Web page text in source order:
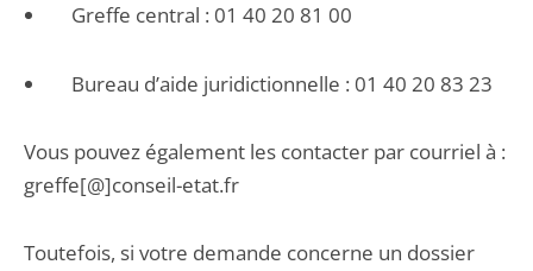
Greffe central : 01 40 20 81 00
Bureau d’aide juridictionnelle : 01 40 20 83 23
Vous pouvez également les contacter par courriel à :
greffe[@]conseil-etat.fr
Toutefois, si votre demande concerne un dossier